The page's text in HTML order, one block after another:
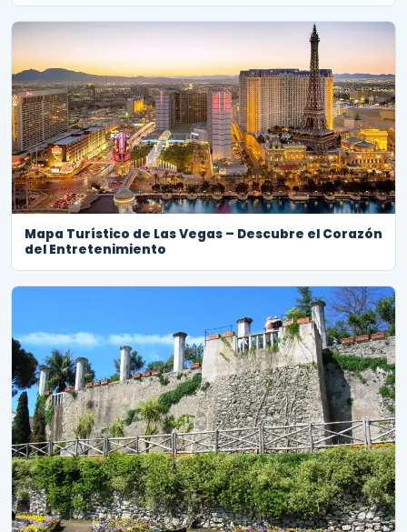
Mapa Turístico de Las Vegas – Descubre el Corazón
del Entretenimiento